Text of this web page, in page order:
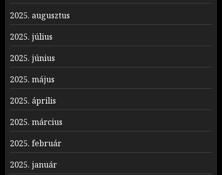
2025. augusztus
2025. július
2025. június
2025. május
2025. április
2025. március
2025. február
2025. január